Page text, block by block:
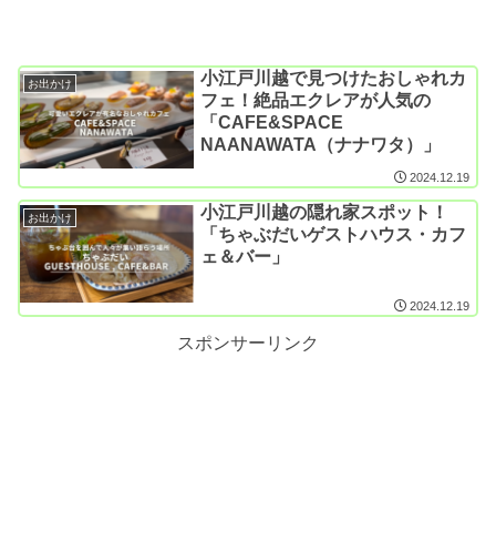
お出かけ
小江戸川越で見つけたおしゃれカ
フェ！絶品エクレアが人気の
「CAFE&SPACE
NAANAWATA（ナナワタ）」
2024.12.19
お出かけ
小江戸川越の隠れ家スポット！
「ちゃぶだいゲストハウス・カフ
ェ＆バー」
2024.12.19
スポンサーリンク